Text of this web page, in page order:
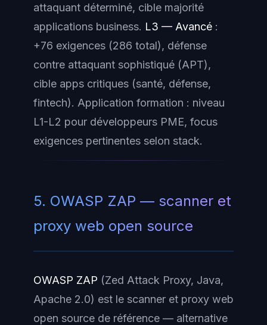
attaquant déterminé, cible majorité
applications business. L3 — Avancé :
+76 exigences (286 total), défense
contre attaquant sophistiqué (APT),
cible apps critiques (santé, défense,
fintech). Application formation : niveau
L1-L2 pour développeurs PME, focus
exigences pertinentes selon stack.
5. OWASP ZAP — scanner et
proxy web open source
OWASP ZAP (Zed Attack Proxy, Java,
Apache 2.0) est le scanner et proxy web
open source de référence — alternative